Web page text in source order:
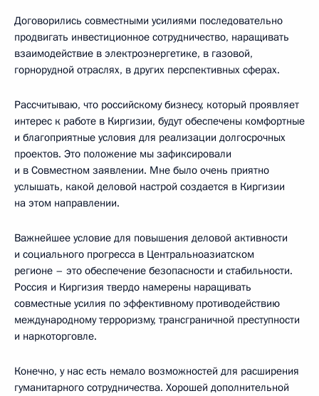
Договорились совместными усилиями последовательно
продвигать инвестиционное сотрудничество, наращивать
взаимодействие в электроэнергетике, в газовой,
горнорудной отраслях, в других перспективных сферах.
Рассчитываю, что российскому бизнесу, который проявляет
интерес к работе в Киргизии, будут обеспечены комфортные
и благоприятные условия для реализации долгосрочных
проектов. Это положение мы зафиксировали
и в Совместном заявлении. Мне было очень приятно
услышать, какой деловой настрой создается в Киргизии
на этом направлении.
Важнейшее условие для повышения деловой активности
и социального прогресса в Центральноазиатском
регионе – это обеспечение безопасности и стабильности.
Россия и Киргизия твердо намерены наращивать
совместные усилия по эффективному противодействию
международному терроризму, трансграничной преступности
и наркоторговле.
Конечно, у нас есть немало возможностей для расширения
гуманитарного сотрудничества. Хорошей дополнительной